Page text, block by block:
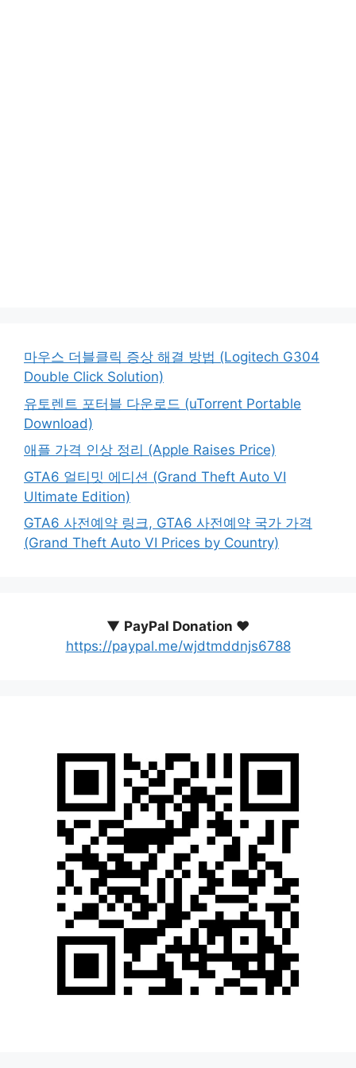
마우스 더블클릭 증상 해결 방법 (Logitech G304
Double Click Solution)
유토렌트 포터블 다운로드 (uTorrent Portable
Download)
애플 가격 인상 정리 (Apple Raises Price)
GTA6 얼티밋 에디션 (Grand Theft Auto VI
Ultimate Edition)
GTA6 사전예약 링크, GTA6 사전예약 국가 가격
(Grand Theft Auto VI Prices by Country)
▼ PayPal Donation ♥️
https://paypal.me/wjdtmddnjs6788